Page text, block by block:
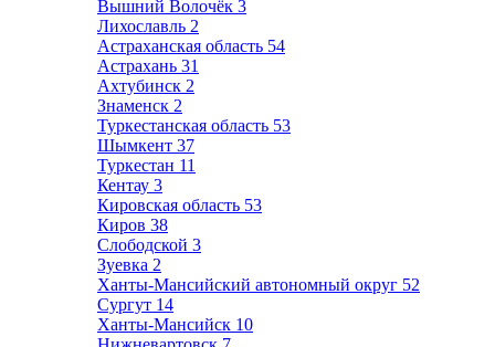
Вышний Волочёк 3
Лихославль 2
Астраханская область 54
Астрахань 31
Ахтубинск 2
Знаменск 2
Туркестанская область 53
Шымкент 37
Туркестан 11
Кентау 3
Кировская область 53
Киров 38
Слободской 3
Зуевка 2
Ханты-Мансийский автономный округ 52
Сургут 14
Ханты-Мансийск 10